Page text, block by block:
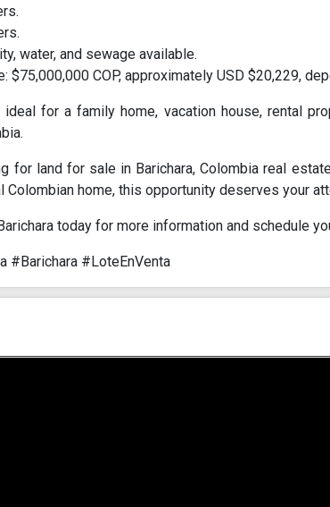
water, and sewage available.
$75,000,000 COP, approximately USD $20,229,
for a family home, vacation house, rental
for land for sale in Barichara, Colombia real
Colombian home, this opportunity deserves your
today for more information and schedule
#Barichara #LoteEnVenta